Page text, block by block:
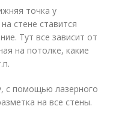
точка у
стене ставится
Тут все зависит от
на потолке, какие
с помощью лазерного
на все стены.